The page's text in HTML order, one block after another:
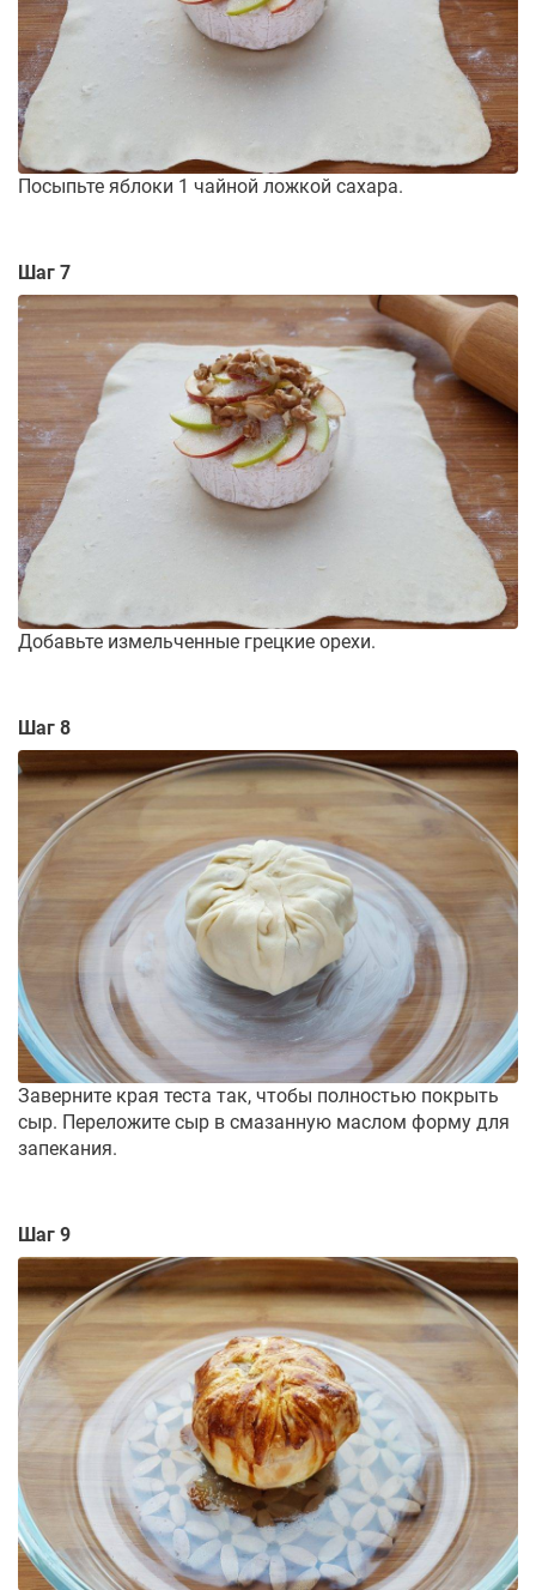
Посыпьте яблоки 1 чайной ложкой сахара.
Шаг 7
Добавьте измельченные грецкие орехи.
Шаг 8
Заверните края теста так, чтобы полностью покрыть
сыр. Переложите сыр в смазанную маслом форму для
запекания.
Шаг 9